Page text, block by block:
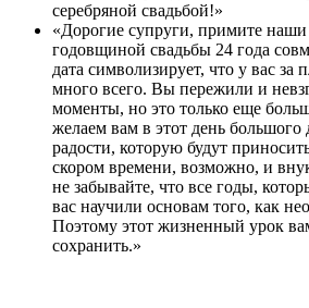
серебряной свадьбой!»
«Дорогие супруги, примите наши
годовщиной свадьбы 24 года
дата символизирует, что у вас за
много всего. Вы пережили и
моменты, но это только еще
желаем вам в этот день большого
радости, которую будут
скором времени, возможно, и
не забывайте, что все годы,
вас научили основам того, как
Поэтому этот жизненный урок
сохранить.»